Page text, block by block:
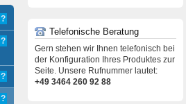
?
?
?
?
Telefonische Beratung
Gern stehen wir Ihnen telefonisch bei
der Konfiguration Ihres Produktes zur
Seite. Unsere Rufnummer lautet:
+49 3464 260 92 88